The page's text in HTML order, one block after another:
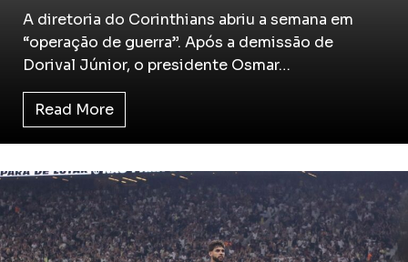
A diretoria do Corinthians abriu a semana em
“operação de guerra”. Após a demissão de
Dorival Júnior, o presidente Osmar…
Read More